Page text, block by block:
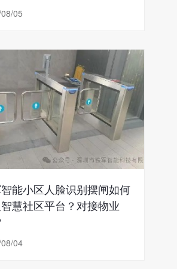
05
能小区人脸识别摆闸如何
慧社区平台？对接物业
04